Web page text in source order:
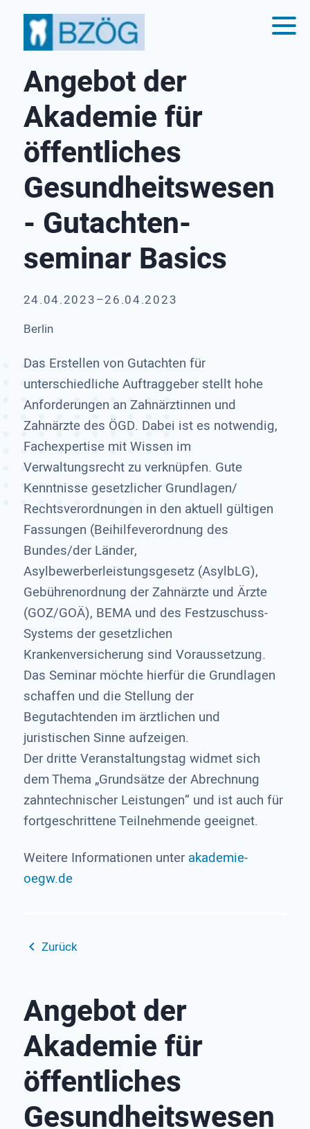
Angebot der
Akademie für
öffent­liches
Gesund­heits­wesen
- Gutachten­
seminar Basics
24.04.2023–26.04.2023
Berlin
Das Erstellen von Gutachten für
unterschiedliche Auftraggeber stellt hohe
Anforderungen an Zahnärztinnen und
Zahnärzte des ÖGD. Dabei ist es notwendig,
Fachexpertise mit Wissen im
Verwaltungsrecht zu verknüpfen. Gute
Kenntnisse gesetzlicher Grundlagen/
Rechtsverordnungen in den aktuell gültigen
Fassungen (Beihilfeverordnung des
Bundes/der Länder,
Asylbewerberleistungsgesetz (AsylbLG),
Gebührenordnung der Zahnärzte und Ärzte
(GOZ/GOÄ), BEMA und des Festzuschuss-
Systems der gesetzlichen
Krankenversicherung sind Voraussetzung.
Das Seminar möchte hierfür die Grundlagen
schaffen und die Stellung der
Begutachtenden im ärztlichen und
juristischen Sinne aufzeigen.
Der dritte Veranstaltungstag widmet sich
dem Thema „Grundsätze der Abrechnung
zahntechnischer Leistungen“ und ist auch für
fortgeschrittene Teilnehmende geeignet.
Weitere Informationen unter akademie-
oegw.de
Zurück
Angebot der
Akademie für
öffent­liches
Gesund­heits­wesen